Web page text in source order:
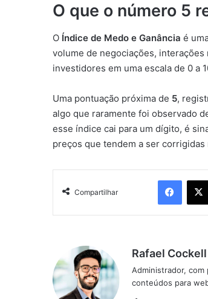
O que o número 5
O Índice de Medo e Ganância é
volume de negociações,
investidores em uma escala de 0 a
Uma pontuação próxima de 5,
algo que raramente foi observado
esse índice cai para um dígito, é
preços que tendem a ser
Compartilhar
Rafael Cockell
Administrador, com
conteúdos para